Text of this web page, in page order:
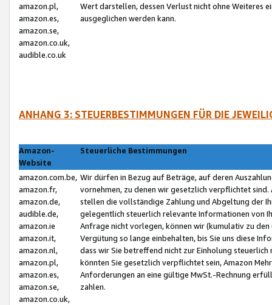
amazon.pl,
amazon.es,
amazon.se,
amazon.co.uk,
audible.co.uk
Wert darstellen, dessen Verlust nicht ohne Weiteres
ausgeglichen werden kann.
ANHANG 3: STEUERBESTIMMUNGEN FÜR DIE
Amazon-
Website
Steuerliche Bestimmungen
amazon.com.be,
amazon.fr,
amazon.de,
audible.de,
amazon.ie
amazon.it,
amazon.nl,
amazon.pl,
amazon.es,
amazon.se,
amazon.co.uk,
Wir dürfen in Bezug auf Beträge, auf deren
vornehmen, zu denen wir gesetzlich verpflichtet
stellen die vollständige Zahlung und Abgeltung der
gelegentlich steuerlich relevante Informationen von
Anfrage nicht vorlegen, können wir (kumulativ zu
Vergütung so lange einbehalten, bis Sie uns diese
dass wir Sie betreffend nicht zur Einholung
könnten Sie gesetzlich verpflichtet sein, Amazon
Anforderungen an eine gültige MwSt.-Rechnung
zahlen.